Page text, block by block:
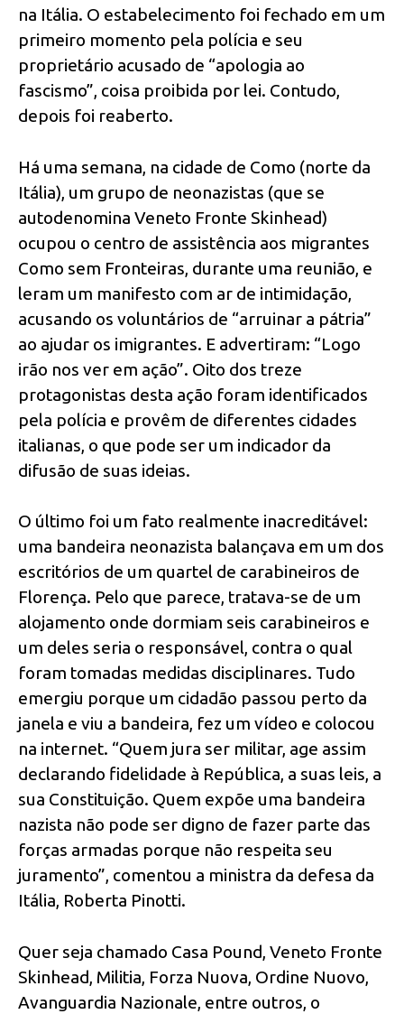
na Itália. O estabelecimento foi fechado em um
primeiro momento pela polícia e seu
proprietário acusado de “apologia ao
fascismo”, coisa proibida por lei. Contudo,
depois foi reaberto.
Há uma semana, na cidade de Como (norte da
Itália), um grupo de neonazistas (que se
autodenomina Veneto Fronte Skinhead)
ocupou o centro de assistência aos migrantes
Como sem Fronteiras, durante uma reunião, e
leram um manifesto com ar de intimidação,
acusando os voluntários de “arruinar a pátria”
ao ajudar os imigrantes. E advertiram: “Logo
irão nos ver em ação”. Oito dos treze
protagonistas desta ação foram identificados
pela polícia e provêm de diferentes cidades
italianas, o que pode ser um indicador da
difusão de suas ideias.
O último foi um fato realmente inacreditável:
uma bandeira neonazista balançava em um dos
escritórios de um quartel de carabineiros de
Florença. Pelo que parece, tratava-se de um
alojamento onde dormiam seis carabineiros e
um deles seria o responsável, contra o qual
foram tomadas medidas disciplinares. Tudo
emergiu porque um cidadão passou perto da
janela e viu a bandeira, fez um vídeo e colocou
na internet. “Quem jura ser militar, age assim
declarando fidelidade à República, a suas leis, a
sua Constituição. Quem expõe uma bandeira
nazista não pode ser digno de fazer parte das
forças armadas porque não respeita seu
juramento”, comentou a ministra da defesa da
Itália, Roberta Pinotti.
Quer seja chamado Casa Pound, Veneto Fronte
Skinhead, Militia, Forza Nuova, Ordine Nuovo,
Avanguardia Nazionale, entre outros, o